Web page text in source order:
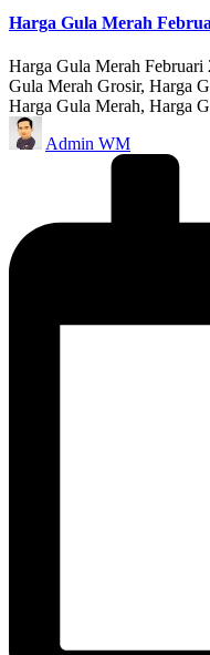
Harga Gula Merah
Harga Gula Merah
Gula Merah Grosir, Harga
Harga Gula Merah, Harga
Posted
by
Admin WM